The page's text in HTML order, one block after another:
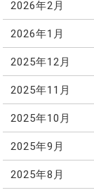
2026年2月
2026年1月
2025年12月
2025年11月
2025年10月
2025年9月
2025年8月